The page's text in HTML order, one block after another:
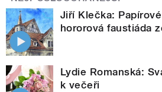
Jiří Klečka:
hororová faustiáda
Lydie Romanská:
k večeři